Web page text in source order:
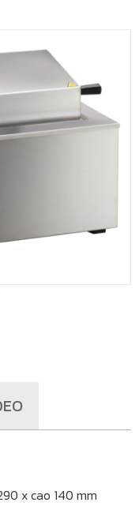
x cao 140 mm